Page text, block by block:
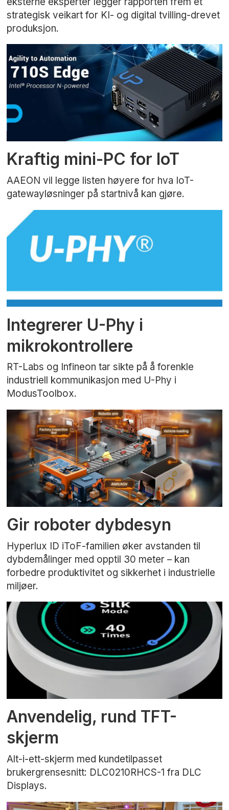
strategisk veikart for KI- og digital tvilling-drevet
produksjon.
Kraftig mini-PC for IoT
AAEON vil legge listen høyere for hva IoT-
gatewayløsninger på startnivå kan gjøre.
Integrerer U-Phy i
mikrokontrollere
RT-Labs og Infineon tar sikte på å forenkle
industriell kommunikasjon med U-Phy i
ModusToolbox.
Gir roboter dybdesyn
Hyperlux ID iToF-familien øker avstanden til
dybdemålinger med opptil 30 meter – kan
forbedre produktivitet og sikkerhet i industrielle
miljøer.
Anvendelig, rund TFT-
skjerm
Alt-i-ett-skjerm med kundetilpasset
brukergrensesnitt: DLC0210RHCS-1 fra DLC
Displays.